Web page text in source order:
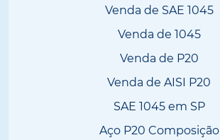
Venda de SAE 1045
Venda de 1045
Venda de P20
Venda de AISI P20
SAE 1045 em SP
Aço P20 Composição